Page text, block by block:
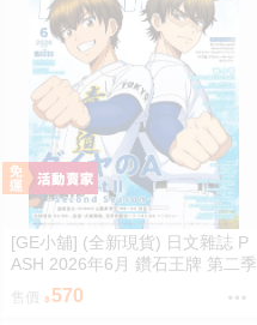
[GE小舖] (全新現貨) 日文雜誌 P
ASH 2026年6月 鑽石王牌 第二季
賽馬娘 神之雫 魔法帽的工作室
售價 570